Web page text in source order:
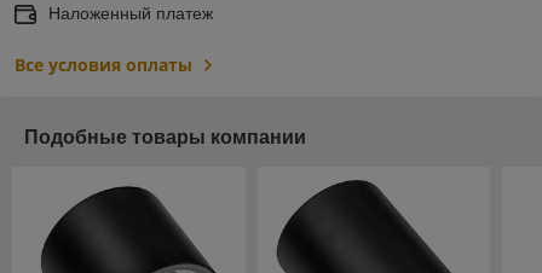
Наложенный платеж
Все условия оплаты
Подобные товары компании